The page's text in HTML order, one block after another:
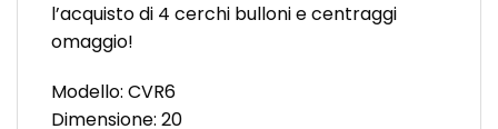
l’acquisto di 4 cerchi bulloni e centraggi
omaggio!
Modello: CVR6
Dimensione: 20